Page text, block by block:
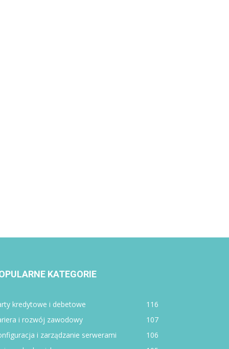
KATEGORIE
kredytowe i debetowe
116
i rozwój zawodowy
107
i zarządzanie serwerami
106